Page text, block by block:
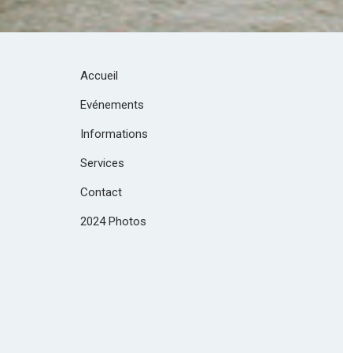
Accueil
Evénements
Informations
Services
Contact
2024 Photos